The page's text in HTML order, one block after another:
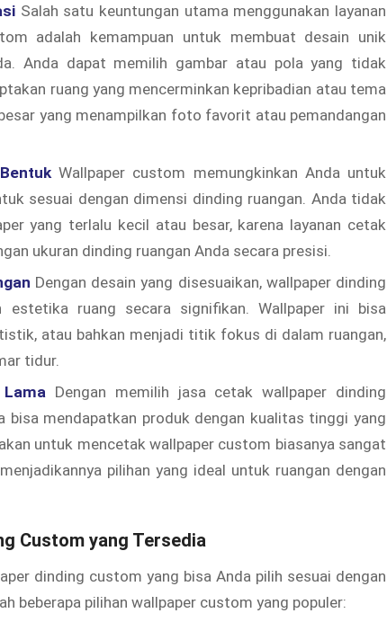
Salah satu keuntungan utama menggunakan layanan
adalah kemampuan untuk membuat desain unik
Anda dapat memilih gambar atau pola yang tidak
ruang yang mencerminkan kepribadian atau tema
yang menampilkan foto favorit atau pemandangan
Wallpaper custom memungkinkan Anda untuk
sesuai dengan dimensi dinding ruangan. Anda tidak
yang terlalu kecil atau besar, karena layanan cetak
ukuran dinding ruangan Anda secara presisi.
Dengan desain yang disesuaikan, wallpaper dinding
estetika ruang secara signifikan. Wallpaper ini bisa
atau bahkan menjadi titik fokus di dalam ruangan,
tidur.
Dengan memilih jasa cetak wallpaper dinding
bisa mendapatkan produk dengan kualitas tinggi yang
untuk mencetak wallpaper custom biasanya sangat
pilihan yang ideal untuk ruangan dengan
Custom yang Tersedia
dinding custom yang bisa Anda pilih sesuai dengan
beberapa pilihan wallpaper custom yang populer: